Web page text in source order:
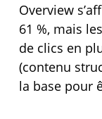
Overview
61 %, mais
de clics en
(contenu
la base pour